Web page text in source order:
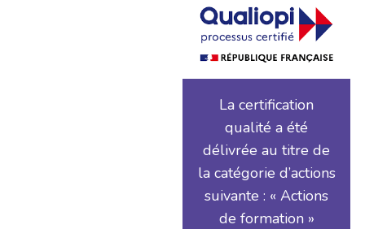
La certification
qualité a été
délivrée au titre de
la catégorie d’actions
suivante : « Actions
de formation »